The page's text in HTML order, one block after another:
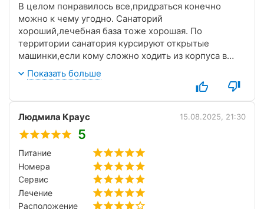
В целом понравилось все,придраться конечно
можно к чему угодно. Санаторий
хороший,лечебная база тоже хорошая. По
территории санатория курсируют открытые
машинки,если кому сложно ходить из корпуса в
корпус на процедуры. Также из санатория ездиет
маршрутка до набережной каждый час,тоже очень
корпусе,номера хорошие,убирают. Из минусов
наверно-шумоизоляция,ее нет)))но нам было не
критично. Еда отличная по системе шведский стол.
Сытые будете всегда. Лично я не все успела
попробовать,что предлагали,а вот муж с братом
конечно накрывали прям наш стол))))и не
доедали)))) В самом санатории есть
экскурсии,сувенирные лавка с нормальными
ценами,а может и даже дешевле. Вечерами
Показать больше
Людмила Краус 15.08.2025, 21:30
5
Питание
Номера
Сервис
Лечение
Расположение